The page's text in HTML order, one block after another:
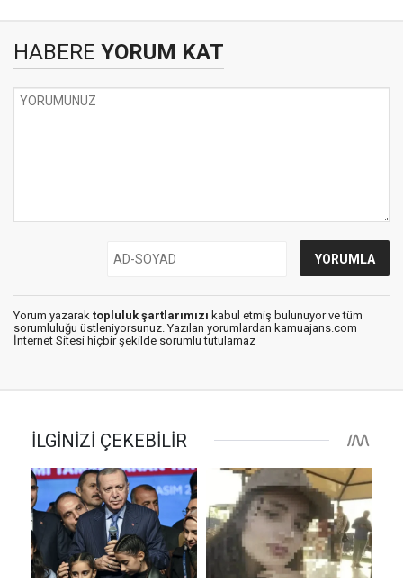
HABERE YORUM KAT
Yorum yazarak topluluk şartlarımızı kabul etmiş bulunuyor ve tüm
sorumluluğu üstleniyorsunuz. Yazılan yorumlardan kamuajans.com
İnternet Sitesi hiçbir şekilde sorumlu tutulamaz